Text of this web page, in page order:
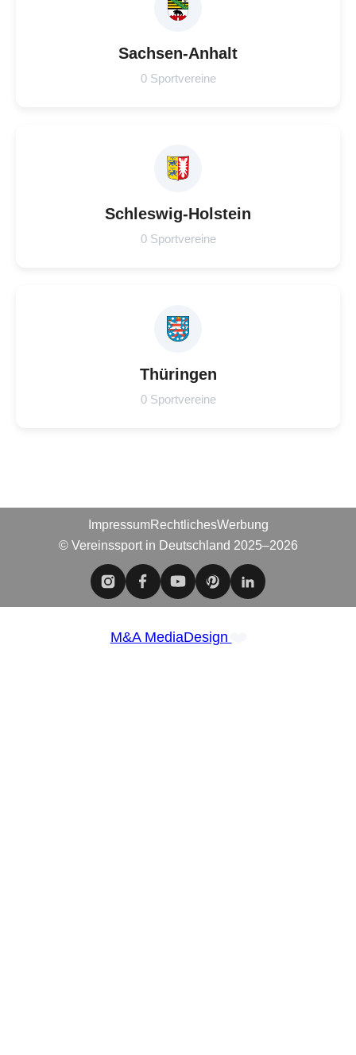
Sachsen-Anhalt
0 Sportvereine
Schleswig-Holstein
0 Sportvereine
Thüringen
0 Sportvereine
ImpressumRechtlichesWerbung
© Vereinssport in Deutschland 2025–2026
M&A MediaDesign